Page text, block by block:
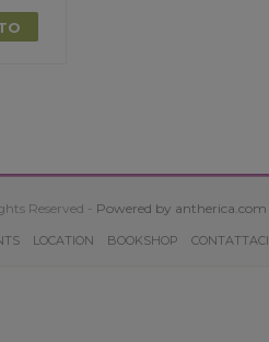
Reserved - Powered by antherica.com
LOCATION BOOKSHOP CONTATTACI